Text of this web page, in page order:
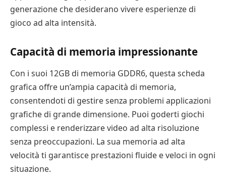
generazione che desiderano vivere esperienze di
gioco ad alta intensità.
Capacità di memoria impressionante
Con i suoi 12GB di memoria GDDR6, questa scheda
grafica offre un’ampia capacità di memoria,
consentendoti di gestire senza problemi applicazioni
grafiche di grande dimensione. Puoi goderti giochi
complessi e renderizzare video ad alta risoluzione
senza preoccupazioni. La sua memoria ad alta
velocità ti garantisce prestazioni fluide e veloci in ogni
situazione.